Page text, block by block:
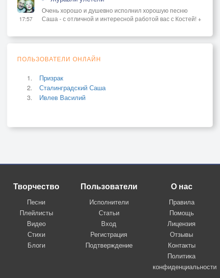
17:57
Очень хорошо и душевно исполнил хорошую песню
Саша - с отличной и интересной работой вас с Костей! +
ПОЛЬЗОВАТЕЛИ ОНЛАЙН
Призрак
Сталинградский Саша
Ивлев Василий
Творчество
Песни
Плейлисты
Видео
Стихи
Блоги
Пользователи
Исполнители
Статьи
Вход
Регистрация
Подтверждение
О нас
Правила
Помощь
Лицензия
Отзывы
Контакты
Политика
конфиденциальности